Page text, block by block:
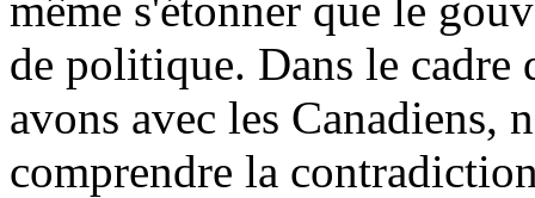
de politique. Dans le cadre
avons avec les Canadiens,
comprendre la